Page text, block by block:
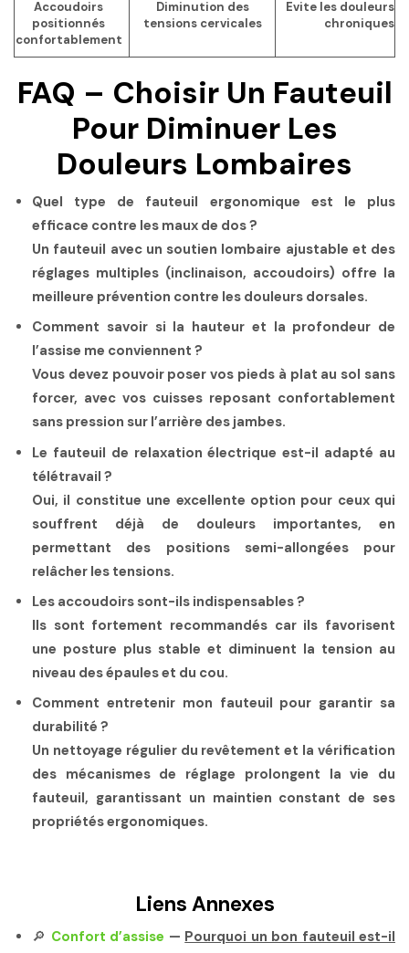
Accoudoirs
positionnés
confortablement
Diminution des
tensions cervicales
Evite les douleurs
chroniques
FAQ – Choisir Un Fauteuil
Pour Diminuer Les
Douleurs Lombaires
Quel type de fauteuil ergonomique est le plus
efficace contre les maux de dos ?
Un fauteuil avec un soutien lombaire ajustable et des
réglages multiples (inclinaison, accoudoirs) offre la
meilleure prévention contre les douleurs dorsales.
Comment savoir si la hauteur et la profondeur de
l’assise me conviennent ?
Vous devez pouvoir poser vos pieds à plat au sol sans
forcer, avec vos cuisses reposant confortablement
sans pression sur l’arrière des jambes.
Le fauteuil de relaxation électrique est-il adapté au
télétravail ?
Oui, il constitue une excellente option pour ceux qui
souffrent déjà de douleurs importantes, en
permettant des positions semi-allongées pour
relâcher les tensions.
Les accoudoirs sont-ils indispensables ?
Ils sont fortement recommandés car ils favorisent
une posture plus stable et diminuent la tension au
niveau des épaules et du cou.
Comment entretenir mon fauteuil pour garantir sa
durabilité ?
Un nettoyage régulier du revêtement et la vérification
des mécanismes de réglage prolongent la vie du
fauteuil, garantissant un maintien constant de ses
propriétés ergonomiques.
Liens Annexes
🔎 Confort d’assise — Pourquoi un bon fauteuil est-il